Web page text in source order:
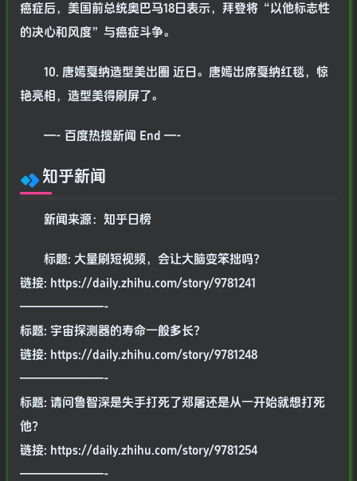
癌症后，美国前总统奥巴马18日表示，拜登将“以他标志性
的决心和风度”与癌症斗争。
10. 唐嫣戛纳造型美出圈 近日。唐嫣出席戛纳红毯，惊
艳亮相，造型美得刷屏了。
—- 百度热搜新闻 End —-
知乎新闻
新闻来源：知乎日榜
标题: 大量刷短视频，会让大脑变笨拙吗?
链接: https://daily.zhihu.com/story/9781241
———————-
标题: 宇宙探测器的寿命一般多长?
链接: https://daily.zhihu.com/story/9781248
———————-
标题: 请问鲁智深是失手打死了郑屠还是从一开始就想打死
他？
链接: https://daily.zhihu.com/story/9781254
———————-